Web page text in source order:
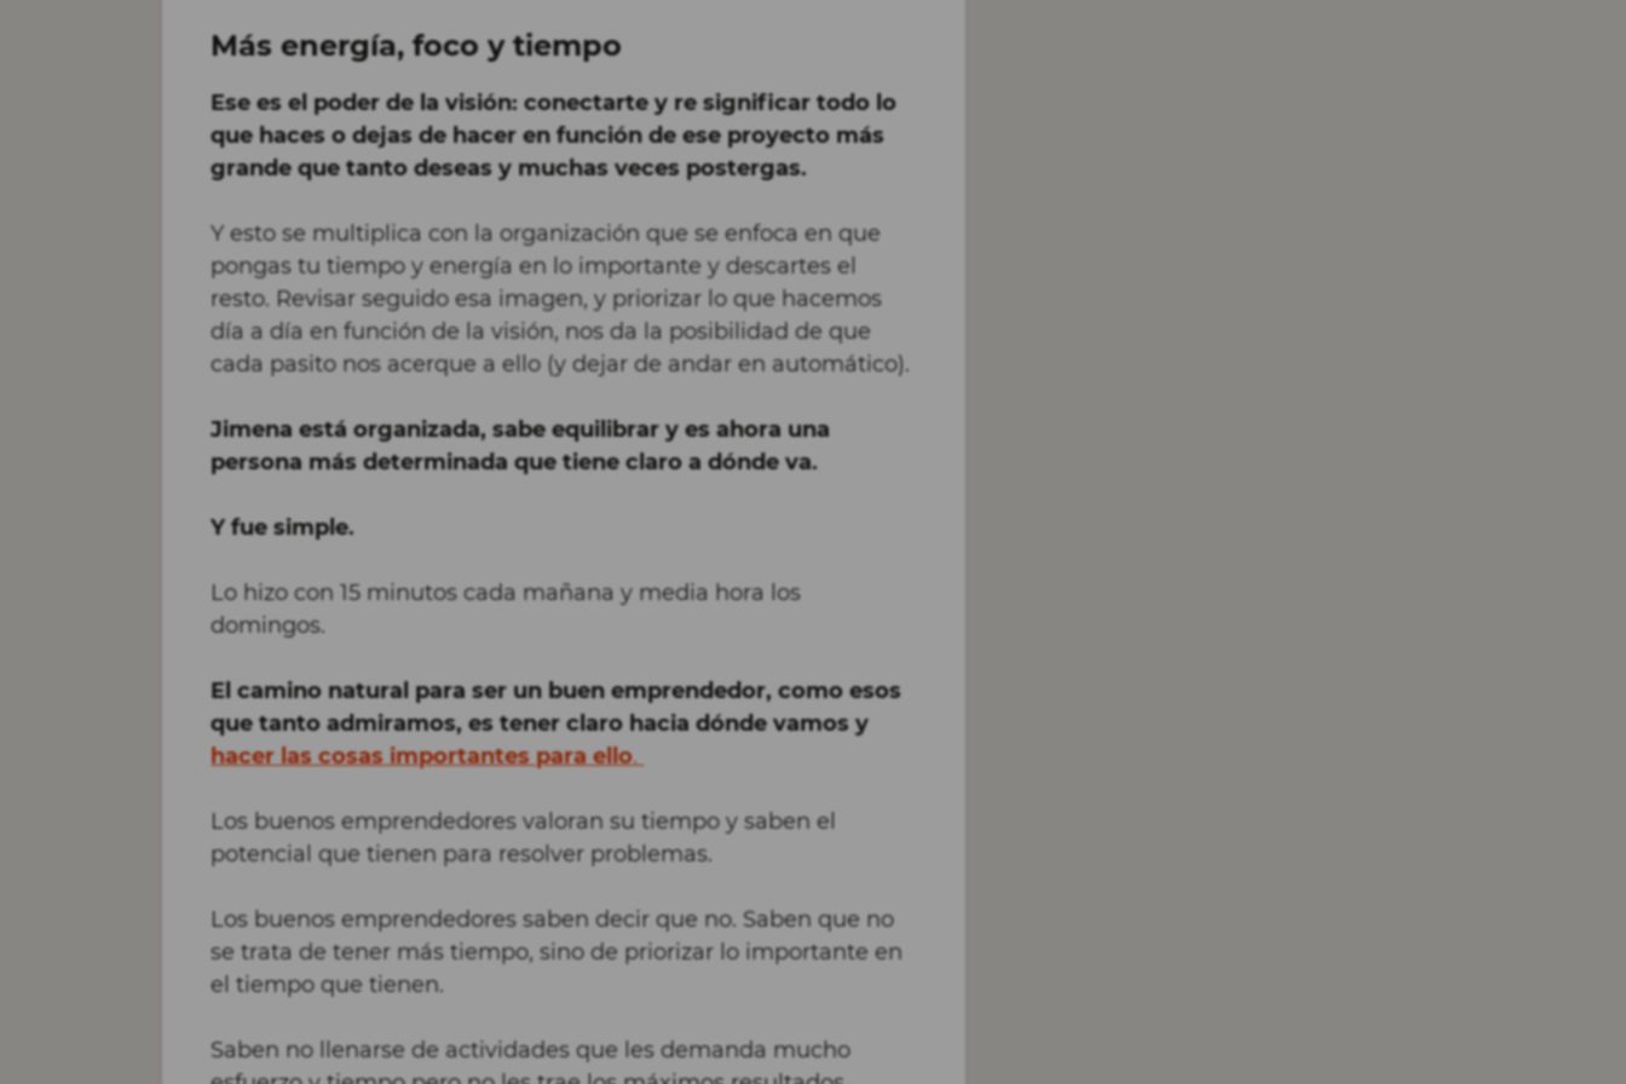
Más energía, foco y tiempo
Ese es el poder de la visión: conectarte y re significar todo lo
que haces o dejas de hacer en función de ese proyecto más
grande que tanto deseas y muchas veces postergas.
Y esto se multiplica con la organización que se enfoca en que
pongas tu tiempo y energía en lo importante y descartes el
resto. Revisar seguido esa imagen, y priorizar lo que hacemos
día a día en función de la visión, nos da la posibilidad de que
cada pasito nos acerque a ello (y dejar de andar en automático).
Jimena está organizada, sabe equilibrar y es ahora una
persona más determinada que tiene claro a dónde va.
Y fue simple.
Lo hizo con 15 minutos cada mañana y media hora los
domingos.
El camino natural para ser un buen emprendedor, como esos
que tanto admiramos, es tener claro hacia dónde vamos y
hacer las cosas importantes para ello.
Los buenos emprendedores valoran su tiempo y saben el
potencial que tienen para resolver problemas.
Los buenos emprendedores saben decir que no. Saben que no
se trata de tener más tiempo, sino de priorizar lo importante en
el tiempo que tienen.
Saben no llenarse de actividades que les demanda mucho